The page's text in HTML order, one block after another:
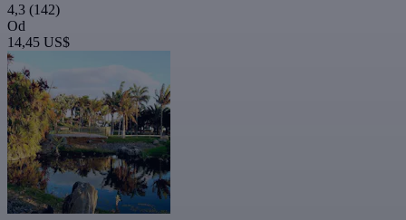
4,3 (142)
Od
14,45 US$